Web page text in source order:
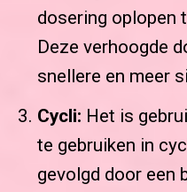
dosering oplopen
Deze verhoogde
snellere en meer
Cycli: Het is
te gebruiken in
gevolgd door een